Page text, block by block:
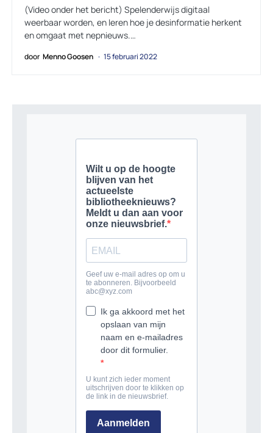
(Video onder het bericht) Spelenderwijs digitaal
weerbaar worden, en leren hoe je desinformatie herkent
en omgaat met nepnieuws.…
door Menno Goosen 15 februari 2022